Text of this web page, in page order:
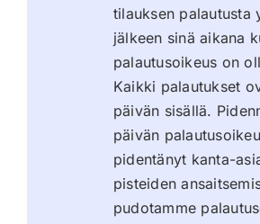
tilauksen palautusta
jälkeen sinä aikana
palautusoikeus on
Kaikki palautukset
päivän sisällä.
päivän
pidentänyt kanta-
pisteiden
pudotamme